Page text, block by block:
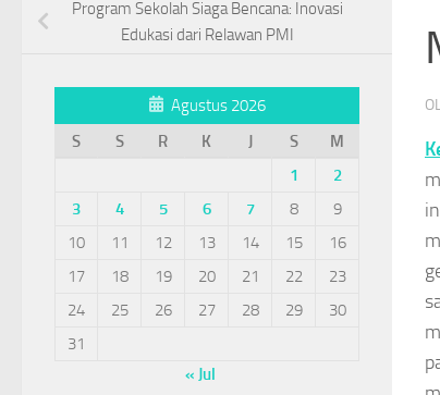
Program Sekolah Siaga Bencana: Inovasi
Edukasi dari Relawan PMI
Agustus 2026
S
S R K J S
M
1
2
3
4 5 6 7 8
9
10
11 12 13 14 15
16
17
18 19 20 21 22
23
24
25 26 27 28 29
30
31
« Jul